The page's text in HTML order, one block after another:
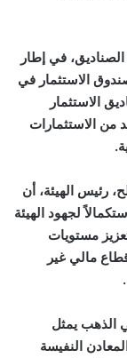
في إطار
الاستثمار في
الاستثمار
من الاستثمارات
رئيس الهيئة، أن
لجهود الهيئة
مستويات
مالي غير
الذهب يمثل
النفيسة